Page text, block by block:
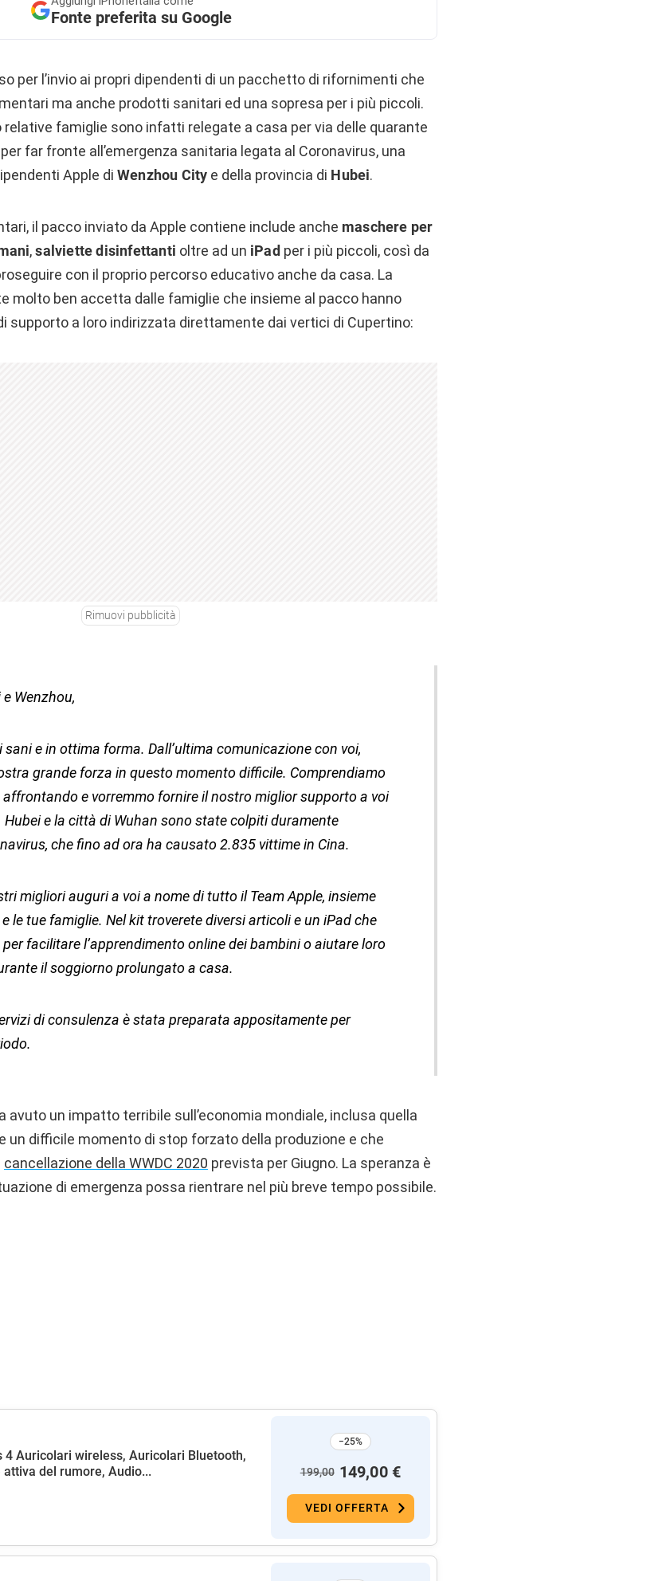
Fonte preferita su Google
per l’invio ai propri dipendenti di un pacchetto di rifornimenti che
ma anche prodotti sanitari ed una sopresa per i più piccoli.
relative famiglie sono infatti relegate a casa per via delle quarante
far fronte all’emergenza sanitaria legata al Coronavirus, una
Apple di Wenzhou City e della provincia di Hubei.
il pacco inviato da Apple contiene include anche maschere per
,salviette disinfettanti oltre ad un iPadper i più piccoli, così da
con il proprio percorso educativo anche da casa. La
molto ben accetta dalle famiglie che insieme al pacco hanno
supporto a loro indirizzata direttamente dai vertici di Cupertino:
Rimuovi pubblicità
Wenzhou,
e in ottima forma. Dall’ultima comunicazione con voi,
grande forza in questo momento difficile. Comprendiamo
e vorremmo fornire il nostro miglior supporto a voi
Hubei e la città di Wuhan sono state colpiti duramente
che fino ad ora ha causato 2.835 vittime in Cina.
migliori auguri a voi a nome di tutto il Team Apple, insieme
le tue famiglie. Nel kit troverete diversi articoli e un iPad che
facilitare l’apprendimento online dei bambini o aiutare loro
il soggiorno prolungato a casa.
di consulenza è stata preparata appositamente per
avuto un impatto terribile sull’economia mondiale, inclusa quella
un difficile momento di stop forzato della produzione e che
cancellazione della WWDC 2020 prevista per Giugno. La speranza è
di emergenza possa rientrare nel più breve tempo possibile.
4 Auricolari wireless, Auricolari Bluetooth,
attiva del rumore, Audio...
−25%
199,00 149,00 €
VEDI OFFERTA